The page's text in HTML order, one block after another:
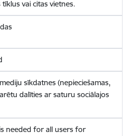
tīklus vai citas vietnes.
sīkdatnes (nepieciešamas,
dalīties ar saturu sociālajos
needed for all users for